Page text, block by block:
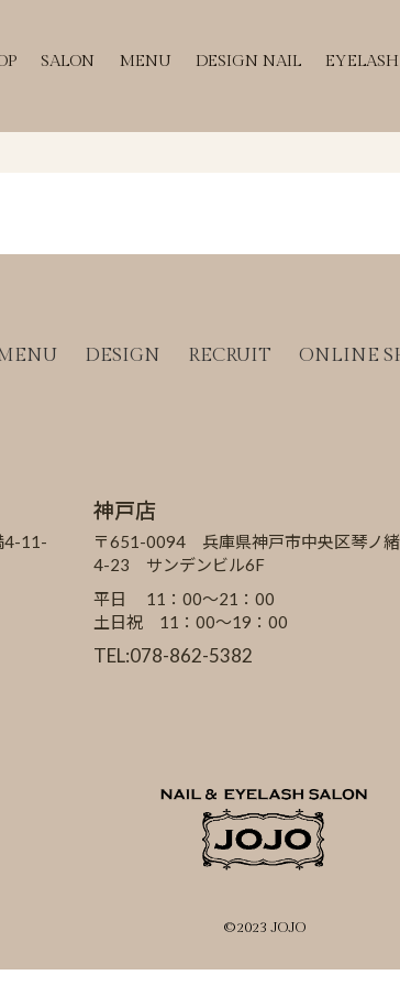
SALON MENU DESIGN NAIL EYELASH
DESIGN RECRUIT ONLINE
4-11-
神戸店
〒651-0094 兵庫県神戸市中央区琴ノ
4-23 サンデンビル6F
平日 11：00～21：00
土日祝 11：00～19：00
TEL:078-862-5382
©2023 JOJO